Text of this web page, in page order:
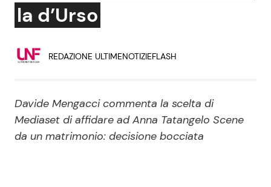
Dal Mondo
Politica Reality e Talent
la d’Urso
REDAZIONE ULTIMENOTIZIEFLASH
Davide Mengacci commenta la scelta di
Mediaset di affidare ad Anna Tatangelo Scene
da un matrimonio: decisione bocciata